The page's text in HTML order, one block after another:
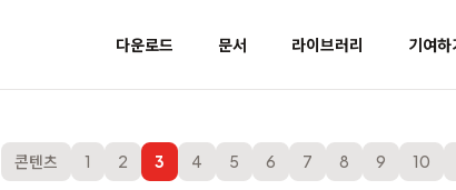
다운로드 문서 라이브러리 기여하
콘텐츠 1 2 3 4 5 6 7 8 9 10